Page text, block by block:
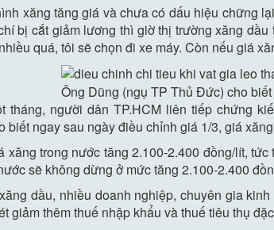
xăng tăng giá và chưa có dấu hiệu chững
bị cắt giảm lương thì giờ thị trường xăng
quá, tôi sẽ chọn đi xe máy. Còn nếu giá
Ông Dũng (ngụ TP Thủ Đức) cho
tháng, người dân TP.HCM liên tiếp chứng
biết ngay sau ngày điều chỉnh giá 1/3, giá
xăng trong nước tăng 2.100-2.400 đồng/lít,
sẽ không dừng ở mức tăng 2.100-2.400
dầu, nhiều doanh nghiệp, chuyên gia
giảm thêm thuế nhập khẩu và thuế tiêu thụ